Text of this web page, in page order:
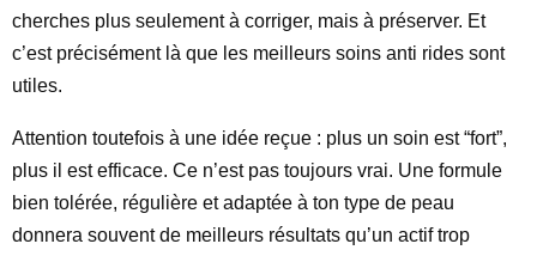
cherches plus seulement à corriger, mais à préserver. Et
c’est précisément là que les meilleurs soins anti rides sont
utiles.
Attention toutefois à une idée reçue : plus un soin est “fort”,
plus il est efficace. Ce n’est pas toujours vrai. Une formule
bien tolérée, régulière et adaptée à ton type de peau
donnera souvent de meilleurs résultats qu’un actif trop